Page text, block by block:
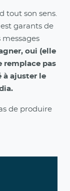
tout son sens.
garants de
messages
oui (elle
remplace pas
à ajuster le
de produire